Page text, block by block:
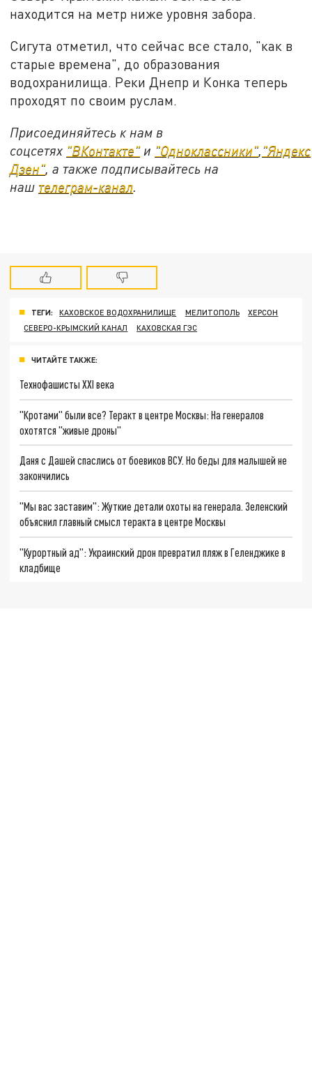
находится на метр ниже уровня забора.
Сигута отметил, что сейчас все стало, "как в
старые времена", до образования
водохранилища. Реки Днепр и Конка теперь
проходят по своим руслам.
Присоединяйтесь к нам в
соцсетях "ВКонтакте" и "Одноклассники", "Яндекс
Дзен", а также подписывайтесь на
наш телеграм-канал.
ТЕГИ: КАХОВСКОЕ ВОДОХРАНИЛИЩЕ МЕЛИТОПОЛЬ
ХЕРСОН
СЕВЕРО-КРЫМСКИЙ КАНАЛ
КАХОВСКАЯ ГЭС
ЧИТАЙТЕ ТАКЖЕ:
Технофашисты XXI века
"Кротами" были все? Теракт в центре Москвы: На генералов
охотятся "живые дроны"
Даня с Дашей спаслись от боевиков ВСУ. Но беды для малышей не
закончились
"Мы вас заставим": Жуткие детали охоты на генерала. Зеленский
объяснил главный смысл теракта в центре Москвы
"Курортный ад": Украинский дрон превратил пляж в Геленджике в
кладбище